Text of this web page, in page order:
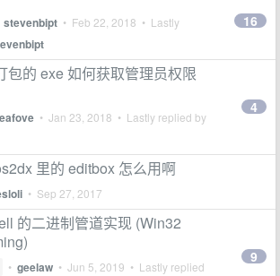
stevenbipt • Feb 22, 2018 • Lastly
16
包的 exe 如何获取管理员权限
• Jan 23, 2018 • Lastly replied by
4
里的 editbox 怎么用啊
• Sep 27, 2017
的二进制管道实现 (Win32
• geelaw • Jun 5, 2019 • Lastly replied
9